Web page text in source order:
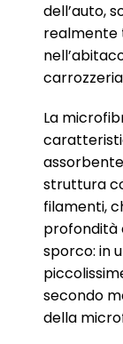
dell’auto,
realmente
La
struttura
filamenti,
profondità
sporco: in
secondo
della